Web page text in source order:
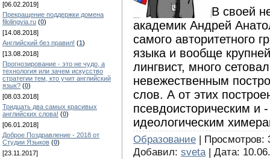
[06.02.2019]
Прекращение поддержки домена
filolingvia.ru (0)
[14.08.2018]
Английский без правил! (1)
[13.08.2018]
Прогнозирование - это не чудо, а
технология или зачем искусство
стратегии тем, кто учит английский
язык? (0)
[08.03.2018]
Тридцать два самых красивых
английских слова! (0)
[06.01.2018]
Доброе Поздравление - 2018 от
Студии Языков (0)
[23.11.2017]
В своей
академик Андрей
самого авторитетного
языка и вообще
лингвист, много
невежественным
слов. А от этих
псевдоисторическим
идеологическим
Образование | Просмотров:
Добавил: sveta | Дата: